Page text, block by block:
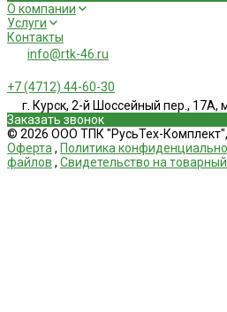
О компании
Услуги
Контакты
info@rtk-46.ru
+7 (4712) 44-60-30
г. Курск, 2-й Шоссейный пер., 17А,
Заказать звонок
© 2026 ООО ТПК "РусьТех-
Оферта , Политика
файлов , Свидетельство на